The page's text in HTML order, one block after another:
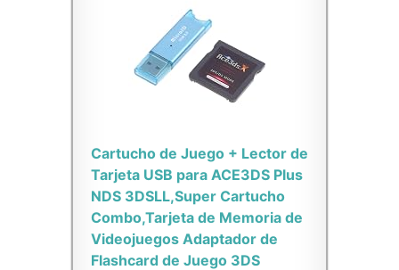
Cartucho de Juego + Lector de
Tarjeta USB para ACE3DS Plus
NDS 3DSLL,Super Cartucho
Combo,Tarjeta de Memoria de
Videojuegos Adaptador de
Flashcard de Juego 3DS